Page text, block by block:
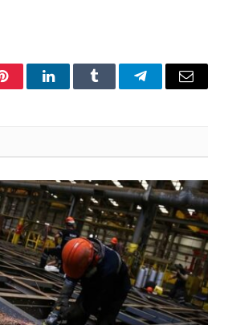
PinterestLinkedInTumblr TelegramEmail